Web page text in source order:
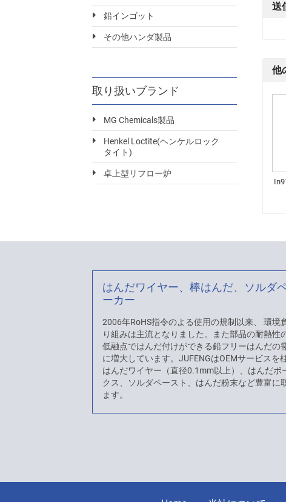
送
他
鉛インゴット
その他ハンダ製品
取り扱いブランド
MG Chemicals製品
Henkel Loctite(ヘンケルロック
タイト)
卓上型リフロー炉
はんだワイヤー、棒はんだ、ソルダ
ーカー
2006年RoHS指令のよる使用の規制以来、 環境
り組みは主流となりました。また部品の耐熱性
低融点ではんだ付けができる鉛フリーはんだの
に増大しています。JUFENGはOEMサービスを
はんだワイヤー（直径0.1mm以上）、はんだボ
クス、ソルダペースト、はんだ粉末など豊富に
ます。